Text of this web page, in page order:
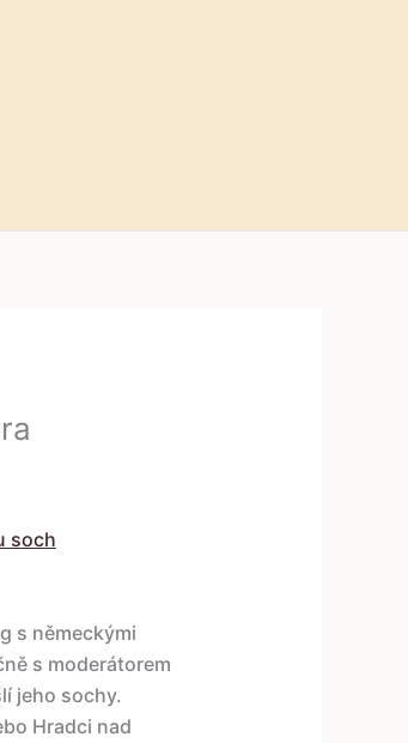
soch
s německými
s moderátorem
jeho sochy.
Hradci nad